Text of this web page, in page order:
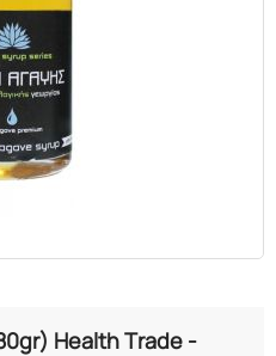
Health Trade -